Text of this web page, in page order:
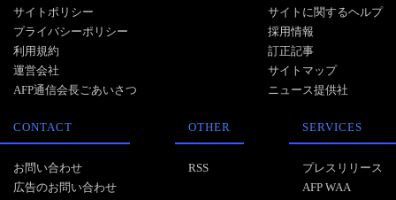
サイトポリシー
プライバシーポリシー
利用規約
運営会社
AFP通信会長ごあいさつ
サイトに関するヘルプ
採用情報
訂正記事
サイトマップ
ニュース提供社
CONTACT
お問い合わせ
広告のお問い合わせ
OTHER
RSS
SERVICES
プレスリリース
AFP WAA